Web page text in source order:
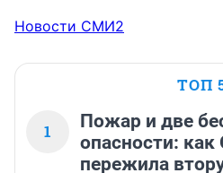
Новости СМИ2
ТОП
1
Пожар и две
опасности:
пережила